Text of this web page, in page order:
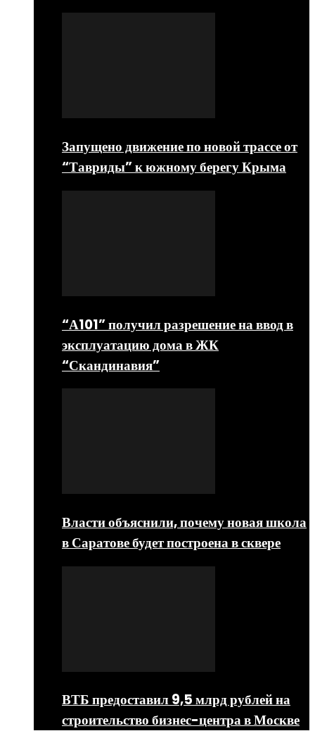
Запущено движение по новой трассе от
“Тавриды” к южному берегу Крыма
“А101” получил разрешение на ввод в
эксплуатацию дома в ЖК
“Скандинавия”
Власти объяснили, почему новая школа
в Саратове будет построена в сквере
ВТБ предоставил 9,5 млрд рублей на
строительство бизнес-центра в Москве